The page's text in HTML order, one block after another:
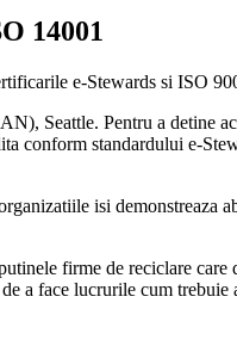
14001
e-Stewards si ISO
Seattle. Pentru a detine
conform standardului e-
isi demonstreaza
firme de reciclare
a face lucrurile cum